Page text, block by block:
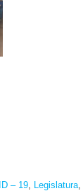
– 19 Legislatura